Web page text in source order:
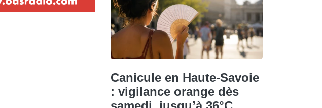
Canicule en Haute-Savoie
: vigilance orange dès